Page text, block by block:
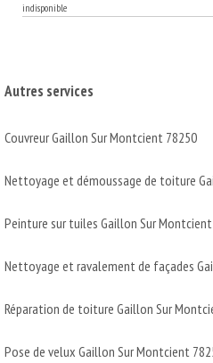
indisponible
Autres services
Couvreur Gaillon Sur Montcient 78250
Nettoyage et démoussage de toiture
Peinture sur tuiles Gaillon Sur
Nettoyage et ravalement de façades
Réparation de toiture Gaillon Sur
Pose de velux Gaillon Sur Montcient